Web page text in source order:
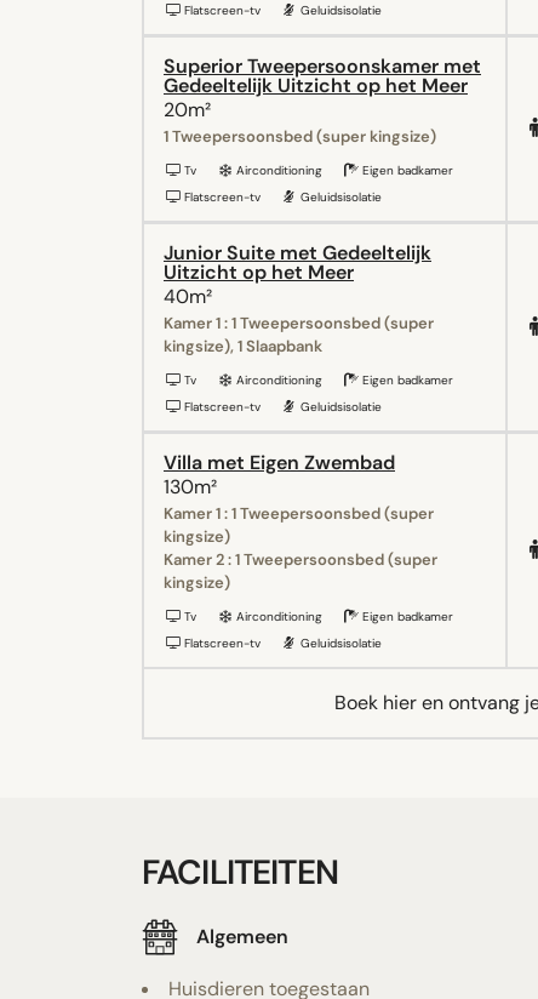
Flatscreen-tv
Geluidsisolatie
Superior Tweepersoonskamer met
Gedeeltelijk Uitzicht op het Meer
20m²
1 Tweepersoonsbed (super kingsize)
Tv Airconditioning
Eigen badkamer
Flatscreen-tv
Geluidsisolatie
Junior Suite met Gedeeltelijk
Uitzicht op het Meer
40m²
Kamer 1 : 1 Tweepersoonsbed (super
kingsize), 1 Slaapbank
Tv Airconditioning
Eigen badkamer
Flatscreen-tv
Geluidsisolatie
Villa met Eigen Zwembad
130m²
Kamer 1 : 1 Tweepersoonsbed (super
kingsize)
Kamer 2 : 1 Tweepersoonsbed (super
kingsize)
Tv Airconditioning
Eigen badkamer
Flatscreen-tv
Geluidsisolatie
Boek hier en ontvang
FACILITEITEN
Algemeen
Huisdieren toegestaan